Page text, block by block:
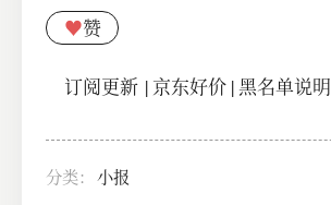
♥赞
订阅更新| 京东好价|黑名单说明
分类： 小报